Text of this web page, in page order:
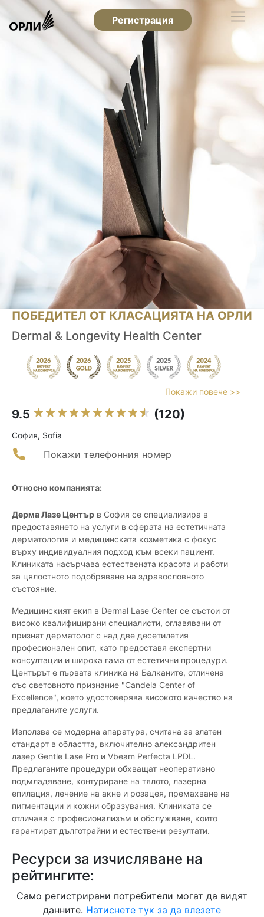
Регистрация
ПОБЕДИТЕЛ ОТ КЛАСАЦИЯТА НА ОРЛИ
Dermal & Longevity Health Center
Покажи повече >>
9.5 (120)
София, Sofia
Покажи телефонния номер
Относно компанията:
Дерма Лазе Център в София се специализира в
предоставянето на услуги в сферата на естетичната
дерматология и медицинската козметика с фокус
върху индивидуалния подход към всеки пациент.
Клиниката насърчава естествената красота и работи
за цялостното подобряване на здравословното
състояние.
Медицинският екип в Dermal Lase Center се състои от
високо квалифицирани специалисти, оглавявани от
признат дерматолог с над две десетилетия
професионален опит, като предоставя експертни
консултации и широка гама от естетични процедури.
Центърът е първата клиника на Балканите, отличена
със световното признание "Candela Center of
Excellence", което удостоверява високото качество на
предлаганите услуги.
Използва се модерна апаратура, считана за златен
стандарт в областта, включително александритен
лазер Gentle Lase Pro и Vbeam Perfecta LPDL.
Предлаганите процедури обхващат неоперативно
подмладяване, контуриране на тялото, лазерна
епилация, лечение на акне и розацея, премахване на
пигментации и кожни образувания. Клиниката се
отличава с професионализъм и обслужване, които
гарантират дълготрайни и естествени резултати.
Ресурси за изчисляване на
рейтингите:
Само регистрирани потребители могат да видят
данните. Натиснете тук за да влезете